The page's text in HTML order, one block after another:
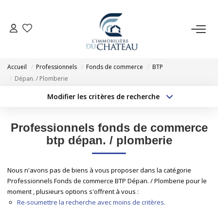
VENTE
ESTIMATION
NOTRE AGENCE
EXTRANET
Accueil Professionnels Fonds de commerce
BTP
Dépan. / Plomberie
Modifier les critères de recherche
Type de transaction Localisation
Sélectionnez...
Type de bien
Surface min
Créer une alerte
Professionnels fonds de commerce
btp dépan. / plomberie
Nous n'avons pas de biens à vous proposer dans la catégorie
Professionnels Fonds de commerce BTP Dépan. / Plomberie pour le
moment , plusieurs options s'offrent à vous :
Re-soumettre la recherche avec moins de critères.